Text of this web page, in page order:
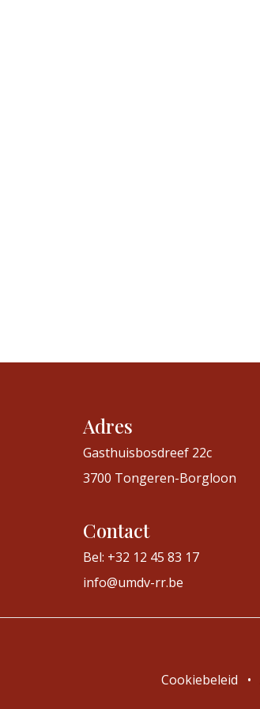
Adres
Gasthuisbosdreef 22c
3700 Tongeren-Borgloon
Contact
Bel: +32 12 45 83 17
info@umdv-rr.be
Cookiebeleid •